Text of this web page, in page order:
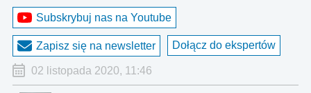
Subskrybuj nas na Youtube
Zapisz się na newsletter Dołącz do ekspertów
02 listopada 2020, 11:46